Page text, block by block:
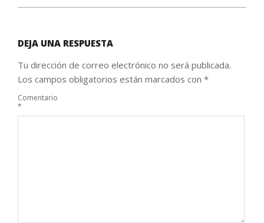
DEJA UNA RESPUESTA
Tu dirección de correo electrónico no será publicada.
Los campos obligatorios están marcados con *
Comentario
*